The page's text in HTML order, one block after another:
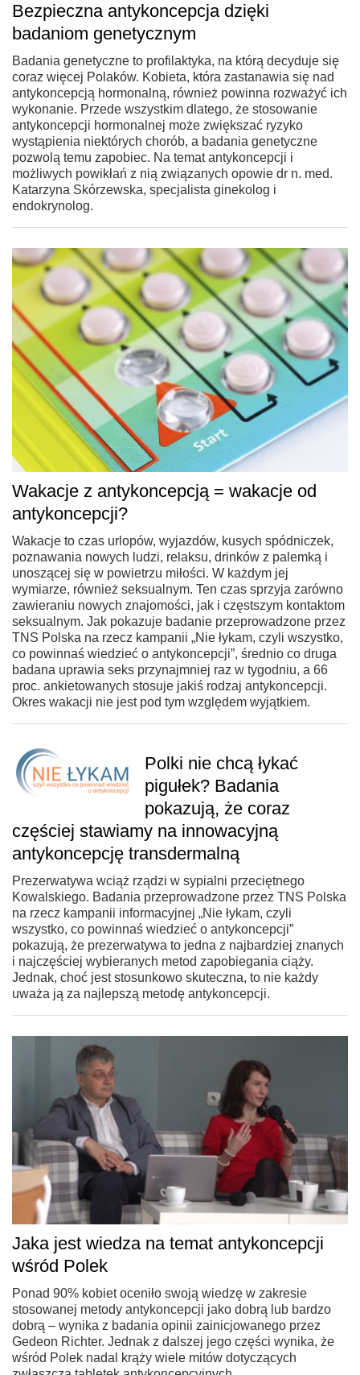
Bezpieczna antykoncepcja dzięki
badaniom genetycznym
Badania genetyczne to profilaktyka, na którą decyduje się
coraz więcej Polaków. Kobieta, która zastanawia się nad
antykoncepcją hormonalną, również powinna rozważyć ich
wykonanie. Przede wszystkim dlatego, że stosowanie
antykoncepcji hormonalnej może zwiększać ryzyko
wystąpienia niektórych chorób, a badania genetyczne
pozwolą temu zapobiec. Na temat antykoncepcji i
możliwych powikłań z nią związanych opowie dr n. med.
Katarzyna Skórzewska, specjalista ginekolog i
endokrynolog.
Wakacje z antykoncepcją = wakacje od
antykoncepcji?
Wakacje to czas urlopów, wyjazdów, kusych spódniczek,
poznawania nowych ludzi, relaksu, drinków z palemką i
unoszącej się w powietrzu miłości. W każdym jej
wymiarze, również seksualnym. Ten czas sprzyja zarówno
zawieraniu nowych znajomości, jak i częstszym kontaktom
seksualnym. Jak pokazuje badanie przeprowadzone przez
TNS Polska na rzecz kampanii „Nie łykam, czyli wszystko,
co powinnaś wiedzieć o antykoncepcji”, średnio co druga
badana uprawia seks przynajmniej raz w tygodniu, a 66
proc. ankietowanych stosuje jakiś rodzaj antykoncepcji.
Okres wakacji nie jest pod tym względem wyjątkiem.
Polki nie chcą łykać
pigułek? Badania
pokazują, że coraz
częściej stawiamy na innowacyjną
antykoncepcję transdermalną
Prezerwatywa wciąż rządzi w sypialni przeciętnego
Kowalskiego. Badania przeprowadzone przez TNS Polska
na rzecz kampanii informacyjnej „Nie łykam, czyli
wszystko, co powinnaś wiedzieć o antykoncepcji”
pokazują, że prezerwatywa to jedna z najbardziej znanych
i najczęściej wybieranych metod zapobiegania ciąży.
Jednak, choć jest stosunkowo skuteczna, to nie każdy
uważa ją za najlepszą metodę antykoncepcji.
Jaka jest wiedza na temat antykoncepcji
wśród Polek
Ponad 90% kobiet oceniło swoją wiedzę w zakresie
stosowanej metody antykoncepcji jako dobrą lub bardzo
dobrą – wynika z badania opinii zainicjowanego przez
Gedeon Richter. Jednak z dalszej jego części wynika, że
wśród Polek nadal krąży wiele mitów dotyczących